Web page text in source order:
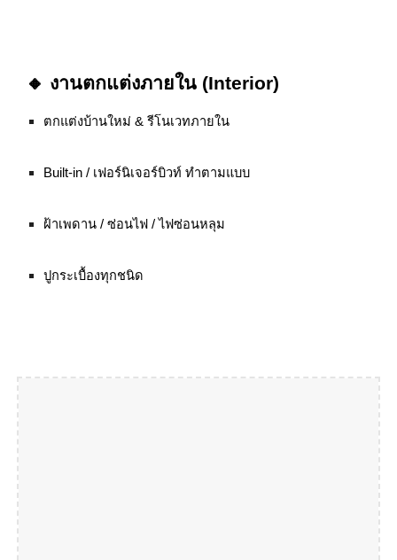
🔸 งานตกแต่งภายใน (Interior)
ตกแต่งบ้านใหม่ & รีโนเวทภายใน
Built-in / เฟอร์นิเจอร์บิวท์ ทำตามแบบ
ฝ้าเพดาน / ซ่อนไฟ / ไฟซ่อนหลุม
ปูกระเบื้องทุกชนิด